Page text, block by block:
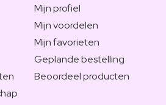
Mijn profiel
Mijn voordelen
Mijn favorieten
Geplande bestelling
Beoordeel producten